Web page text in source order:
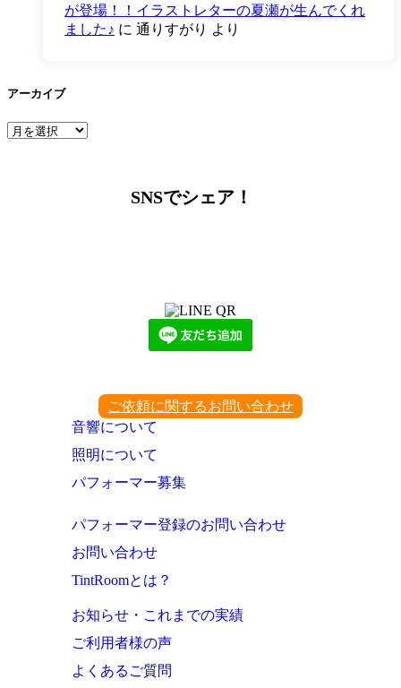
が登場！！イラストレターの夏瀬が生んでくれ
ました♪ に 通りすがり より
アーカイブ
ア
SNSでシェア！
ご依頼に関するお問い合わせ
音響について
照明について
パフォーマー募集
パフォーマー登録のお問い合わせ
お問い合わせ
TintRoomとは？
お知らせ・これまでの実績
ご利用者様の声
よくあるご質問